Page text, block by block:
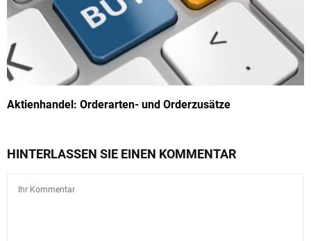
Aktienhandel: Orderarten- und Orderzusätze
HINTERLASSEN SIE EINEN KOMMENTAR